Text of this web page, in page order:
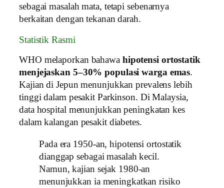
sebagai masalah mata, tetapi sebenarnya
berkaitan dengan tekanan darah.
Statistik Rasmi
WHO melaporkan bahawa hipotensi ortostatik
menjejaskan 5–30% populasi warga emas.
Kajian di Jepun menunjukkan prevalens lebih
tinggi dalam pesakit Parkinson. Di Malaysia,
data hospital menunjukkan peningkatan kes
dalam kalangan pesakit diabetes.
Pada era 1950‑an, hipotensi ortostatik
dianggap sebagai masalah kecil.
Namun, kajian sejak 1980‑an
menunjukkan ia meningkatkan risiko